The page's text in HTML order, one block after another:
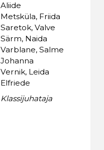
Aliide
Metsküla, Friida
Saretok, Valve
Särm, Naida
Varblane, Salme
Johanna
Vernik, Leida
Elfriede
Klassijuhataja